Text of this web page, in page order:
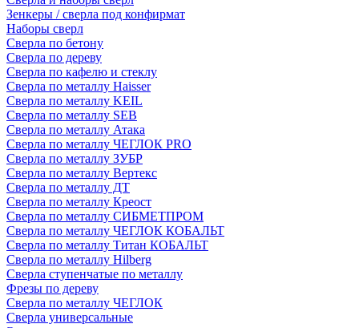
Зенкеры / сверла под конфирмат
Наборы сверл
Сверла по бетону
Сверла по дереву
Сверла по кафелю и стеклу
Сверла по металлу Haisser
Сверла по металлу KEIL
Сверла по металлу SEB
Сверла по металлу Атака
Сверла по металлу ЧЕГЛОК PRO
Сверла по металлу ЗУБР
Сверла по металлу Вертекс
Сверла по металлу ДТ
Сверла по металлу Креост
Сверла по металлу СИБМЕТПРОМ
Сверла по металлу ЧЕГЛОК КОБАЛЬТ
Сверла по металлу Титан КОБАЛЬТ
Сверла по металлу Hilberg
Сверла ступенчатые по металлу
Фрезы по дереву
Сверла по металлу ЧЕГЛОК
Сверла универсальные